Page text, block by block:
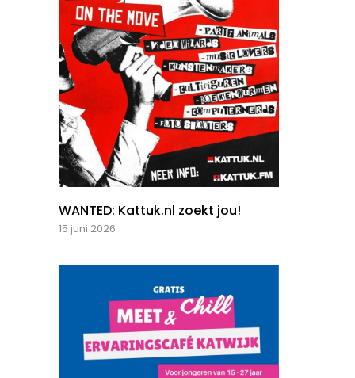
WANTED: Kattuk.nl zoekt jou!
15 juni 2026